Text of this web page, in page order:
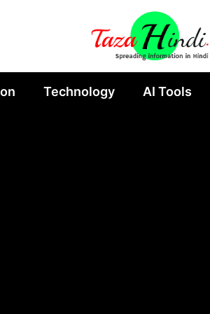
Technology AI Tools